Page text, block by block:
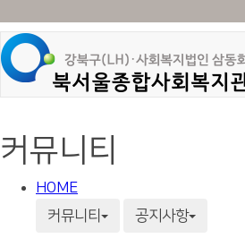
커뮤니티
HOME
커뮤니티
공지사항